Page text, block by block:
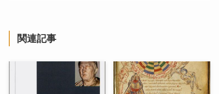
関連記事